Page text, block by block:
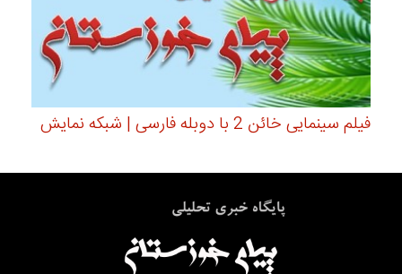
فیلم سینمایی خائن 2 با دوبله فارسی | شبکه نمایش